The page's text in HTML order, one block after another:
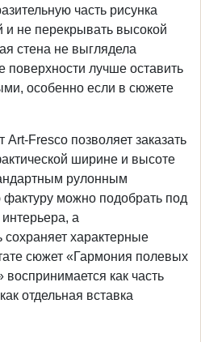
часть рисунка
и не перекрывать высокой
стена не выглядела
поверхности лучше оставить
особенно если в сюжете
Fresco позволяет заказать
ширине и высоте
рулонным
можно подобрать под
а
характерные
сюжет «Гармония полевых
воспринимается как часть
отдельная вставка